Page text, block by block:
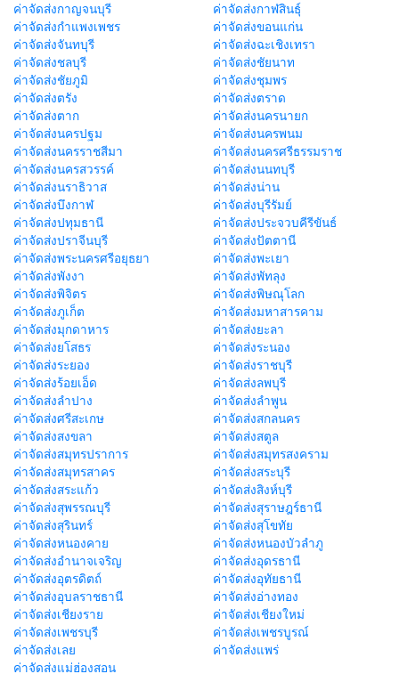
ค่าจัดส่งกาญจนบุรี
ค่าจัดส่งกาฬสินธุ์
ค่าจัดส่งกำแพงเพชร
ค่าจัดส่งขอนแก่น
ค่าจัดส่งจันทบุรี
ค่าจัดส่งฉะเชิงเทรา
ค่าจัดส่งชลบุรี
ค่าจัดส่งชัยนาท
ค่าจัดส่งชัยภูมิ
ค่าจัดส่งชุมพร
ค่าจัดส่งตรัง
ค่าจัดส่งตราด
ค่าจัดส่งตาก
ค่าจัดส่งนครนายก
ค่าจัดส่งนครปฐม
ค่าจัดส่งนครพนม
ค่าจัดส่งนครราชสีมา
ค่าจัดส่งนครศรีธรรมราช
ค่าจัดส่งนครสวรรค์
ค่าจัดส่งนนทบุรี
ค่าจัดส่งนราธิวาส
ค่าจัดส่งน่าน
ค่าจัดส่งบึงกาฬ
ค่าจัดส่งบุรีรัมย์
ค่าจัดส่งปทุมธานี
ค่าจัดส่งประจวบคีรีขันธ์
ค่าจัดส่งปราจีนบุรี
ค่าจัดส่งปัตตานี
ค่าจัดส่งพระนครศรีอยุธยา
ค่าจัดส่งพะเยา
ค่าจัดส่งพังงา
ค่าจัดส่งพัทลุง
ค่าจัดส่งพิจิตร
ค่าจัดส่งพิษณุโลก
ค่าจัดส่งภูเก็ต
ค่าจัดส่งมหาสารคาม
ค่าจัดส่งมุกดาหาร
ค่าจัดส่งยะลา
ค่าจัดส่งยโสธร
ค่าจัดส่งระนอง
ค่าจัดส่งระยอง
ค่าจัดส่งราชบุรี
ค่าจัดส่งร้อยเอ็ด
ค่าจัดส่งลพบุรี
ค่าจัดส่งลำปาง
ค่าจัดส่งลำพูน
ค่าจัดส่งศรีสะเกษ
ค่าจัดส่งสกลนคร
ค่าจัดส่งสงขลา
ค่าจัดส่งสตูล
ค่าจัดส่งสมุทรปราการ
ค่าจัดส่งสมุทรสงคราม
ค่าจัดส่งสมุทรสาคร
ค่าจัดส่งสระบุรี
ค่าจัดส่งสระแก้ว
ค่าจัดส่งสิงห์บุรี
ค่าจัดส่งสุพรรณบุรี
ค่าจัดส่งสุราษฎร์ธานี
ค่าจัดส่งสุรินทร์
ค่าจัดส่งสุโขทัย
ค่าจัดส่งหนองคาย
ค่าจัดส่งหนองบัวลำภู
ค่าจัดส่งอำนาจเจริญ
ค่าจัดส่งอุดรธานี
ค่าจัดส่งอุตรดิตถ์
ค่าจัดส่งอุทัยธานี
ค่าจัดส่งอุบลราชธานี
ค่าจัดส่งอ่างทอง
ค่าจัดส่งเชียงราย
ค่าจัดส่งเชียงใหม่
ค่าจัดส่งเพชรบุรี
ค่าจัดส่งเพชรบูรณ์
ค่าจัดส่งเลย
ค่าจัดส่งแพร่
ค่าจัดส่งแม่ฮ่องสอน